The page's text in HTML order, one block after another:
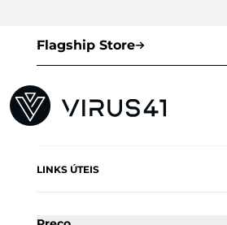
Flagship Store
LINKS ÚTEIS